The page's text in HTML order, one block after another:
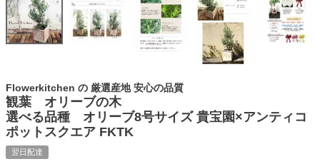
Flowerkitchen の 厳選産地 安心の品質
観葉 オリーブの木
選べる品種 オリーブ8号サイズ 貴宝園×アンティコ
ポットスクエア FKTK
翌日配達